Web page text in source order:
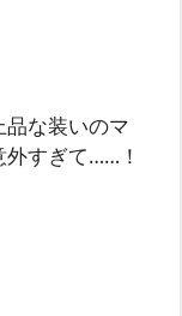
な装いのマ
外すぎて……！